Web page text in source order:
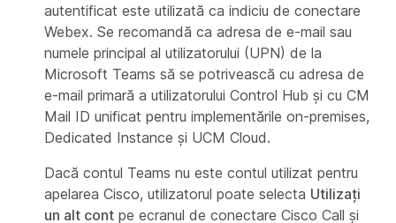
autentificat este utilizată ca indiciu de conectare
Webex. Se recomandă ca adresa de e-mail sau
numele principal al utilizatorului (UPN) de la
Microsoft Teams să se potrivească cu adresa de
e-mail primară a utilizatorului Control Hub și cu CM
Mail ID unificat pentru implementările on-premises,
Dedicated Instance și UCM Cloud.
Dacă contul Teams nu este contul utilizat pentru
apelarea Cisco, utilizatorul poate selecta Utilizați
un alt cont pe ecranul de conectare Cisco Call și